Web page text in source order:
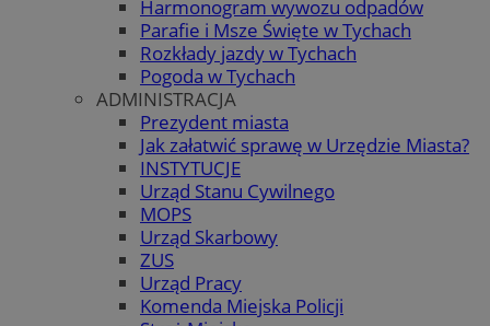
Harmonogram wywozu odpadów
Parafie i Msze Święte w Tychach
Rozkłady jazdy w Tychach
Pogoda w Tychach
ADMINISTRACJA
Prezydent miasta
Jak załatwić sprawę w Urzędzie Miasta?
INSTYTUCJE
Urząd Stanu Cywilnego
MOPS
Urząd Skarbowy
ZUS
Urząd Pracy
Komenda Miejska Policji